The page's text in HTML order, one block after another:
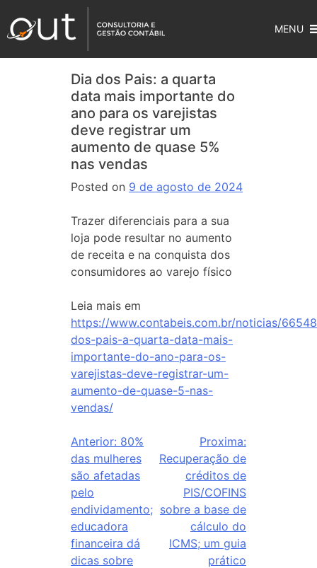
MENU
Dia dos Pais: a quarta
data mais importante do
ano para os varejistas
deve registrar um
aumento de quase 5%
nas vendas
Posted on 9 de agosto de 2024
Trazer diferenciais para a sua
loja pode resultar no aumento
de receita e na conquista dos
consumidores ao varejo físico
Leia mais em
https://www.contabeis.com.br/noticias/
dos-pais-a-quarta-data-mais-
importante-do-ano-para-os-
varejistas-deve-registrar-um-
aumento-de-quase-5-nas-
vendas/
Anterior: 80%
das mulheres
são afetadas
pelo
endividamento;
educadora
financeira dá
dicas sobre
Proxima:
Recuperação de
créditos de
PIS/COFINS
sobre a base de
cálculo do
ICMS; um guia
prático